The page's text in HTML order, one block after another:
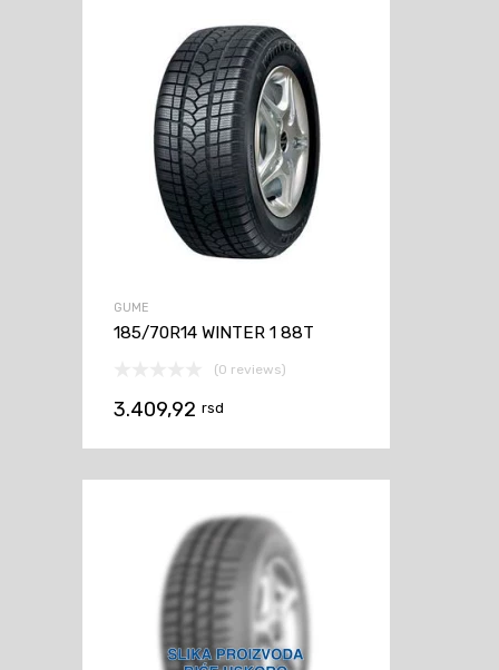
GUME
185/70R14 WINTER 1 88T
(0 reviews)
3.409,92 rsd